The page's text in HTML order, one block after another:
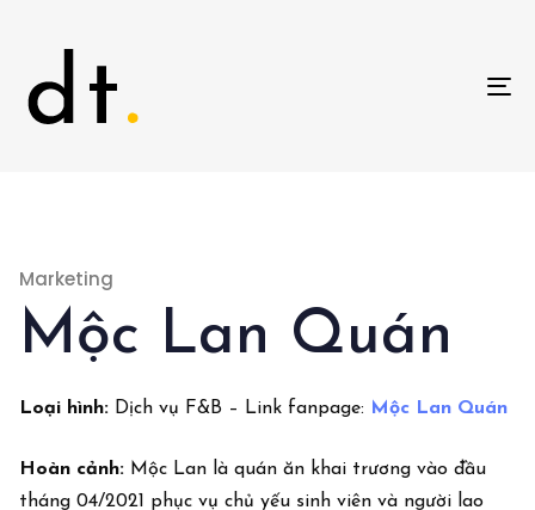
Marketing
Mộc Lan Quán
Loại hình: Dịch vụ F&B – Link fanpage: Mộc Lan Quán
Hoàn cảnh: Mộc Lan là quán ăn khai trương vào đầu
tháng 04/2021 phục vụ chủ yếu sinh viên và người lao